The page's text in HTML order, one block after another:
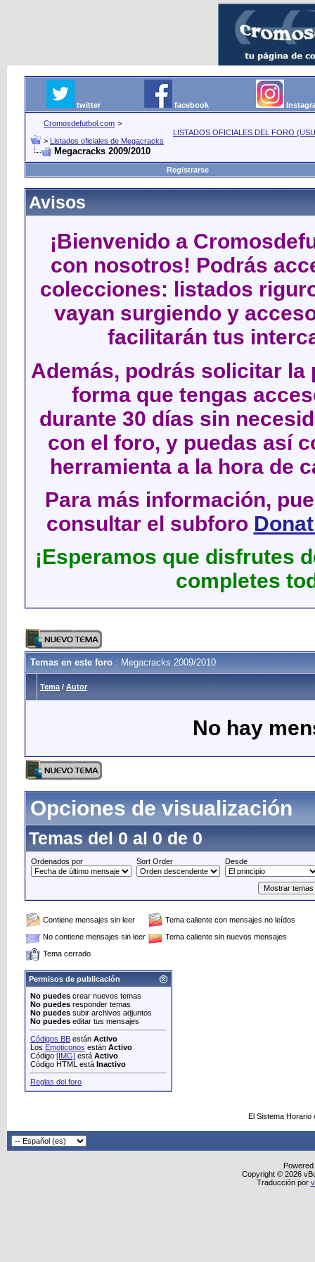
twitter facebook
Cromosdefutbol.com >
LISTADOS OFICIALES DEL FORO
> Listados oficiales de Megacracks
Megacracks 2009/2010
Registrarse
Avisos
¡Bienvenido a
con nosotros! Podrás
colecciones: listados
vayan surgiendo y
facilitarán tus
Además, podrás solicitar
forma que tengas
durante 30 días sin
con el foro, y puedas así
herramienta a la hora de
Para más información,
consultar el subforo
¡Esperamos que disfrutes
completes
Temas en este foro : Megacracks 2009/2010
Tema / Autor
No hay
Opciones de visualización
Temas del 0 al 0 de 0
Ordenados por Sort Order Desde
Contiene mensajes sin leer
Tema caliente con mensajes no leídos
No contiene mensajes sin leer
Tema caliente sin nuevos mensajes
Tema cerrado
Permisos de publicación
No puedes crear nuevos temas
No puedes responder temas
No puedes subir archivos adjuntos
No puedes editar tus mensajes
Códigos BB están Activo
Los Emoticonos están Activo
Código [IMG] está Activo
Código HTML está Inactivo
Reglas del foro
El Sistema
Copyright © 2026
Traducción por